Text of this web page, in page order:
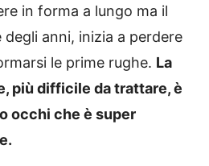
in forma a lungo ma il
anni, inizia a perdere
le prime rughe. La
più difficile da trattare, è
occhi che è super